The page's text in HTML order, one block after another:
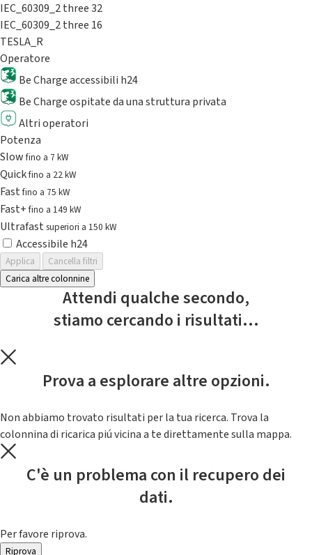
IEC_60309_2 three 32
IEC_60309_2 three 16
TESLA_R
Operatore
Be Charge accessibili h24
Be Charge ospitate da una struttura privata
Altri operatori
Potenza
Slowfino a 7 kW
Quickfino a 22 kW
Fastfino a 75 kW
Fast+fino a 149 kW
Ultrafast superiori a 150 kW
Accessibile h24
Applica
Cancella filtri
Carica altre colonnine
Attendi qualche secondo,
stiamo cercando i risultati...
Prova a esplorare altre opzioni.
Non abbiamo trovato risultati per la tua ricerca. Trova la
colonnina di ricarica piú vicina a te direttamente sulla mappa.
C'è un problema con il recupero dei
dati.
Per favore riprova.
Riprova